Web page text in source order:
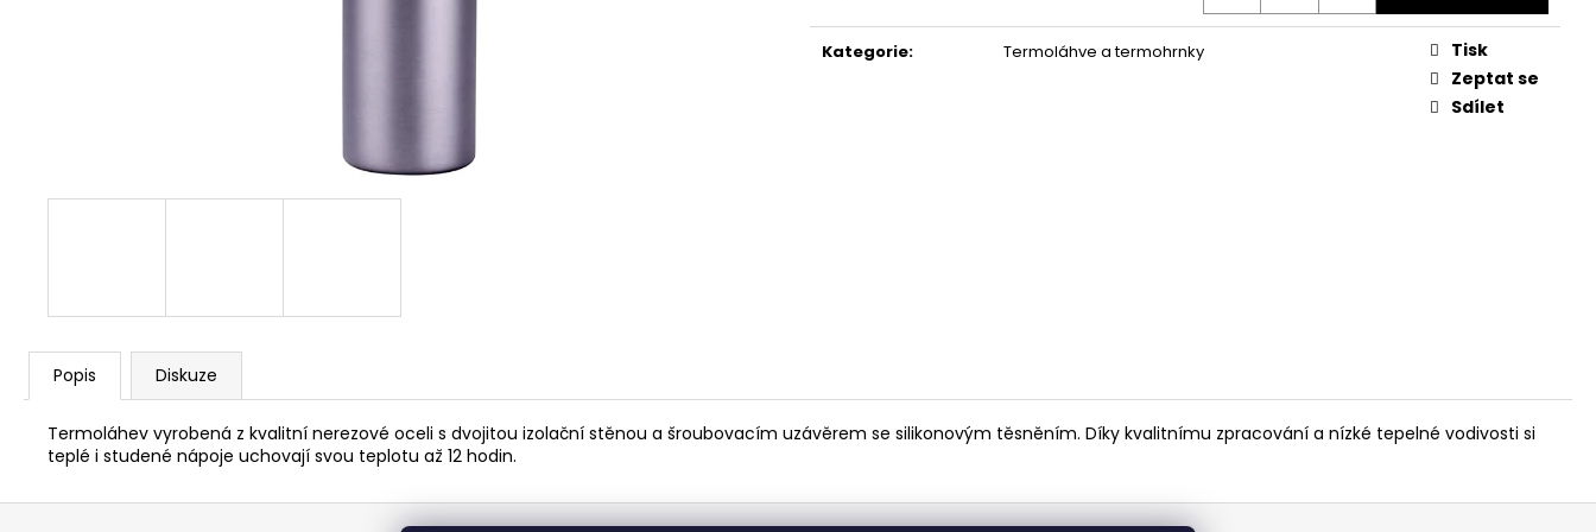
cena:
Kategorie: Termoláhve a termohrnky
Tisk
Zeptat se
Sdílet
Popis Diskuze
Termoláhev vyrobená z kvalitní nerezové oceli s dvojitou izolační stěnou a šroubovacím uzávěrem se silikonovým těsněním. Díky kvalitnímu zpracování a nízké tepelné vodivosti si
teplé i studené nápoje uchovají svou teplotu až 12 hodin.
Z